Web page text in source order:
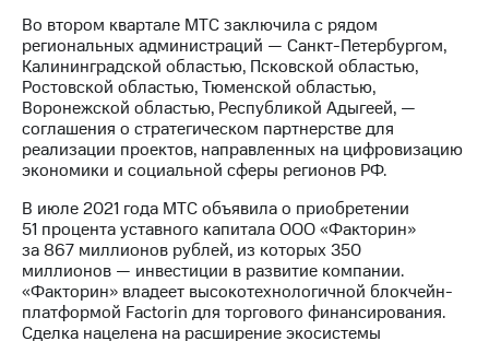
Во втором квартале МТС заключила с рядом
региональных администраций — Санкт-Петербургом,
Калининградской областью, Псковской областью,
Ростовской областью, Тюменской областью,
Воронежской областью, Республикой Адыгеей, —
соглашения о стратегическом партнерстве для
реализации проектов, направленных на цифровизацию
экономики и социальной сферы регионов РФ.
В июле 2021 года МТС объявила о приобретении
51 процента уставного капитала ООО «Факторин»
за 867 миллионов рублей, из которых 350
миллионов — инвестиции в развитие компании.
«Факторин» владеет высокотехнологичной блокчейн-
платформой Factorin для торгового финансирования.
Сделка нацелена на расширение экосистемы